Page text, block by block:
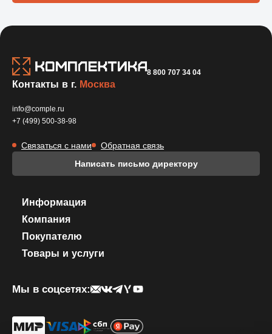
8 800 707 34 04
Написать письмо директору
Информация
Компания
Покупателю
Товары и услуги
Контакты в г. Москва
info@comple.ru
+7 (499) 500-38-98
Связаться с нами Обратная связь
Мы в соцсетях: